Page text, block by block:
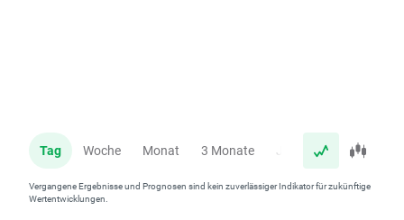
Tag Woche Monat 3 Monate Jahr
Vergangene Ergebnisse und Prognosen sind kein zuverlässiger Indikator für zukünftige
Wertentwicklungen.